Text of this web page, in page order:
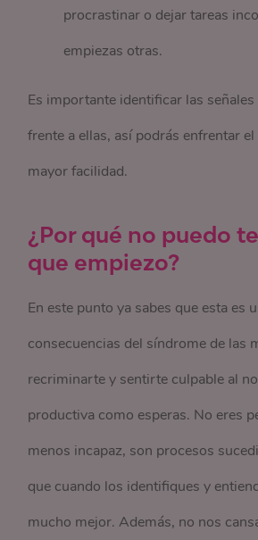
procrastinar o dejar tareas
empiezas otras.
Es importante identificar las
frente a ellas, así podrás enfrentar
mayor facilidad.
¿Por qué no puedo
que empiezo?
En este punto ya sabes que esta es
consecuencias del síndrome de las
recriminarte y sentirte culpable al
productiva como esperas. No eres
menos incapaz, son procesos
que cuando los identifiques y
mucho mejor. Además, no nos